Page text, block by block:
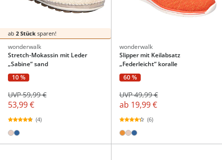
ab 2 Stück sparen!
wonderwalk
Stretch-Mokassin mit Leder
„Sabine“ sand
10 %
53,99 €
UVP 59,99 €
(4)
wonderwalk
Slipper mit Keilabsatz
„Federleicht“ koralle
60 %
ab 19,99 €
UVP 49,99 €
(6)